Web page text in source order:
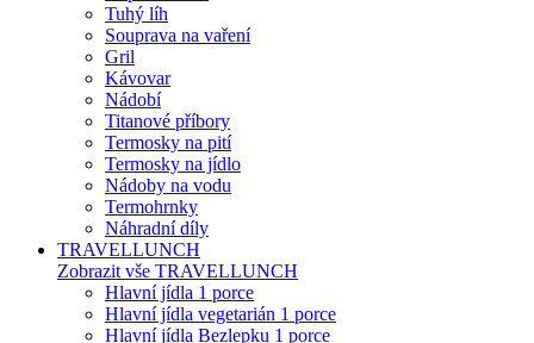
Tuhý líh
Souprava na vaření
Gril
Kávovar
Nádobí
Titanové příbory
Termosky na pití
Termosky na jídlo
Nádoby na vodu
Termohrnky
Náhradní díly
TRAVELLUNCH
Zobrazit vše TRAVELLUNCH
Hlavní jídla 1 porce
Hlavní jídla vegetarián 1 porce
Hlavní jídla Bezlepku 1 porce